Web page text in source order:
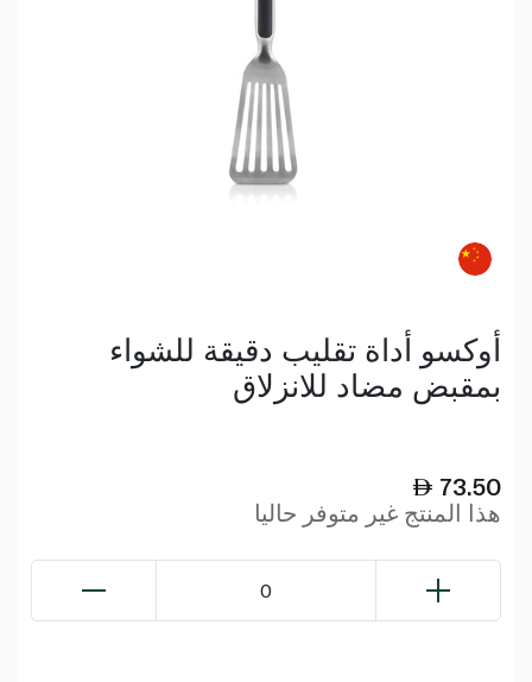
أوكسو أداة تقليب دقيقة للشواء
بمقبض مضاد للانزلاق
73.50
هذا المنتج غير متوفر حاليا
0